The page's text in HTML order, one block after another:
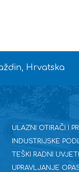
Hrvatska
ULAZNI OTIRAČI I
INDUSTRIJSKE
TEŠKI RADNI
UPRAVLJANJE